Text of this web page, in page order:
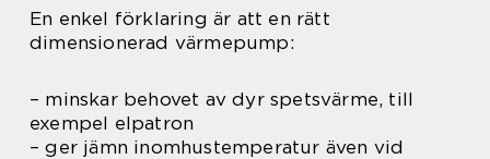
En enkel förklaring är att en rätt
dimensionerad värmepump:
– minskar behovet av dyr spetsvärme, till
exempel elpatron
– ger jämn inomhustemperatur även vid